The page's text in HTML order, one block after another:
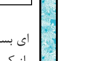
ای